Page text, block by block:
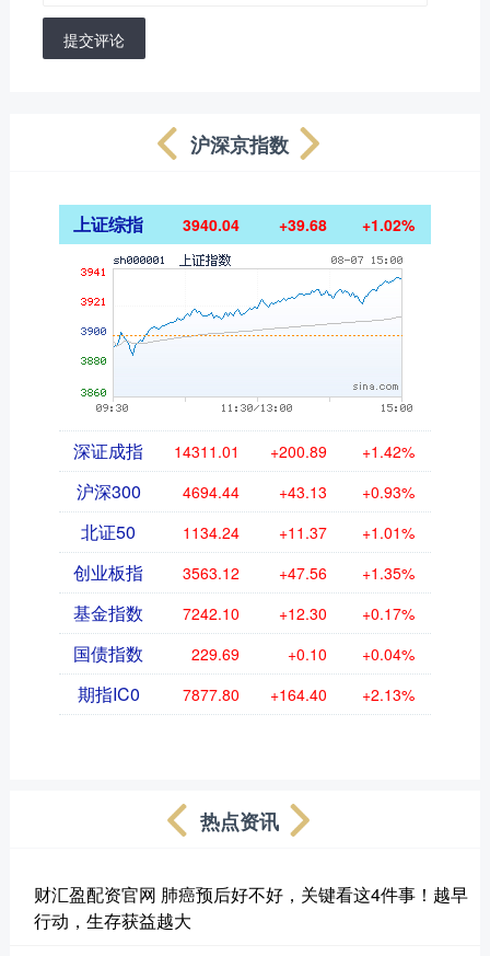
提交评论
沪深京指数
上证综指 3940.04 +39.68 +1.02%
深证成指 14311.01 +200.89 +1.42%
沪深300 4694.44 +43.13 +0.93%
北证50 1134.24 +11.37 +1.01%
创业板指 3563.12 +47.56 +1.35%
基金指数 7242.10 +12.30 +0.17%
国债指数 229.69 +0.10 +0.04%
期指IC0 7877.80 +164.40 +2.13%
热点资讯
财汇盈配资官网 肺癌预后好不好，关键看这4件事！越早
行动，生存获益越大